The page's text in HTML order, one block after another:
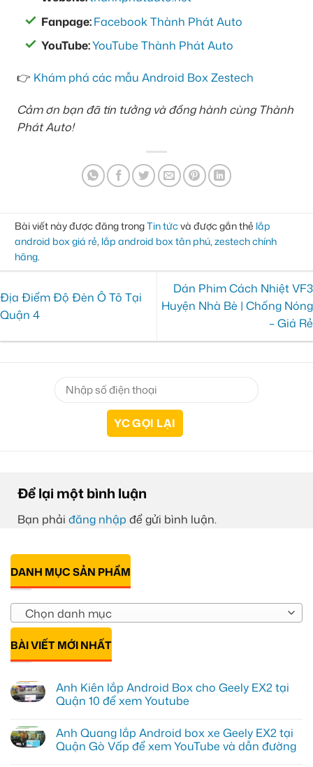
Fanpage:Facebook Thành Phát Auto
YouTube:YouTube Thành Phát Auto
👉 Khám phá các mẫu Android Box Zestech
Cảm ơn bạn đã tin tưởng và đồng hành cùng Thành
Phát Auto!
Bài viết này được đăng trongTin tứcvà được gắn thẻ lắp
android box giá rẻ, lắp android box tân phú, zestech chính
hãng.
Địa Điểm Độ Đèn Ô Tô Tại
Quận 4
Dán Phim Cách Nhiệt VF3
Huyện Nhà Bè | Chống Nóng
– Giá Rẻ
Để lại một bình luận
Bạn phải đăng nhập để gửi bình luận.
DANH MỤC SẢN PHẨM
Chọn danh mục
BÀI VIẾT MỚI NHẤT
Anh Kiên lắp Android Box cho Geely EX2 tại
Quận 10 để xem Youtube
bình
luận
ở
Anh Quang lắp Android box xe Geely EX2 tại
Quận Gò Vấp để xem YouTube và dẫn đường